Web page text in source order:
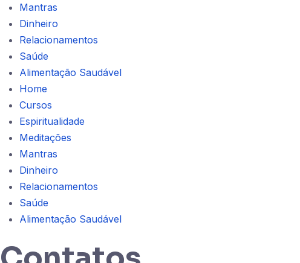
Mantras
Dinheiro
Relacionamentos
Saúde
Alimentação Saudável
Home
Cursos
Espiritualidade
Meditações
Mantras
Dinheiro
Relacionamentos
Saúde
Alimentação Saudável